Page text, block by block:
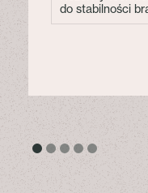
do stabilności